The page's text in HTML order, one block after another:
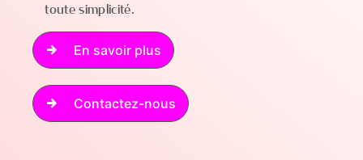
toute simplicité.
En savoir plus
Contactez-nous